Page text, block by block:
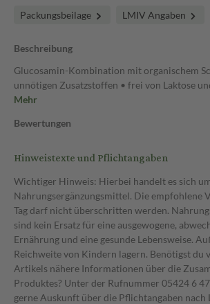
Packungsbeilage LMIV Angaben
Beschreibung
Glucosamin-Kombination mit organischem
unnötigen Zusatzstoffen • frei von Laktose
Mehr
Bewertungen
Hinweistexte und Pflichtangaben
Wichtiger Hinweis: Hierbei handelt es sich
Nahrungsergänzungsmittel. Die empfohlene
Tag darf nicht überschritten werden.
sind kein Ersatz für eine ausgewogene,
Ernährung und eine gesunde Lebensweise.
Reichweite von Kindern lagern. Benötigst du
Artikels nähere Informationen über die
Produktes? Unter der Rufnummer 05424 6
gerne Auskunft über die Pflichtangaben nach